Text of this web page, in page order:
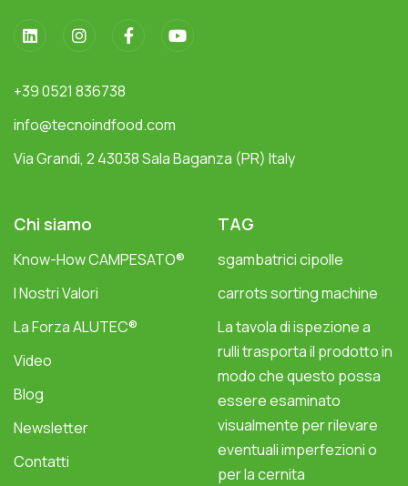
+39 0521 836738
info@tecnoindfood.com
Via Grandi, 2 43038 Sala Baganza (PR) Italy
Chi siamo
Know-How CAMPESATO®
I Nostri Valori
La Forza ALUTEC®
Video
Blog
Newsletter
Contatti
TAG
sgambatrici cipolle
carrots sorting machine
La tavola di ispezione a
rulli trasporta il prodotto in
modo che questo possa
essere esaminato
visualmente per rilevare
eventuali imperfezioni o
per la cernita